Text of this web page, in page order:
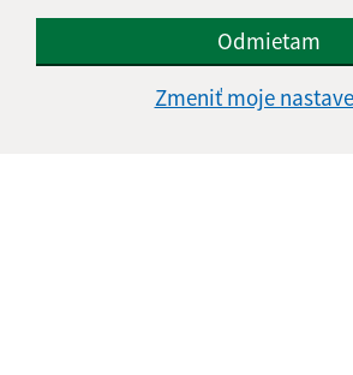
Odmietam
Zmeniť moje